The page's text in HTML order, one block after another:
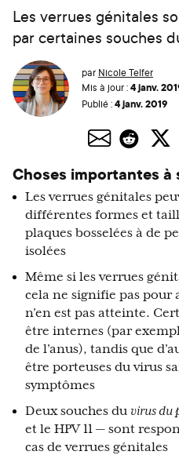
Les verrues génitales
par certaines souches
par Nicole Telfer
Mis à jour :4 janv.
Publié :4 janv. 2019
Choses importantes à
Les verrues génitales
différentes formes et
plaques bosselées à de
isolées
Même si les verrues
cela ne signifie pas pour
n’en est pas atteinte.
être internes (par
de l’anus), tandis que
être porteuses du virus
symptômes
Deux souches du virus du
et le HPV 11 — sont
cas de verrues génitales